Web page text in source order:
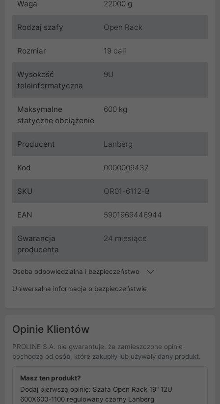
Waga 22000 g
Rodzaj szafy Open Rack
Rozmiar 19 cali
Wysokość
teleinformatyczna
9U
Maksymalne
statyczne obciążenie
600 kg
Producent Lanberg
Kod 0000009437
SKU OR01-6112-B
EAN 5901969446944
Gwarancja
producenta
24 miesiące
Osoba odpowiedzialna i bezpieczeństwo
Uniwersalna informacja o bezpieczeństwie
Opinie Klientów
PROLINE S.A. nie gwarantuje, że zamieszczone opinie
pochodzą od osób, które zakupiły lub używały dany produkt.
Masz ten produkt?
Dodaj pierwszą opinię: Szafa Open Rack 19" 12U
600X600-1100 regulowany czarny Lanberg